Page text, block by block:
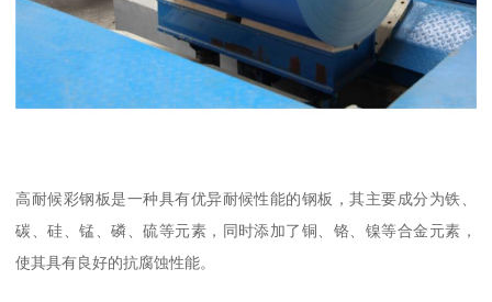
高耐候彩钢板是一种具有优异耐候性能的钢板，其主要成分为铁、
碳、硅、锰、磷、硫等元素，同时添加了铜、铬、镍等合金元素，
使其具有良好的抗腐蚀性能。